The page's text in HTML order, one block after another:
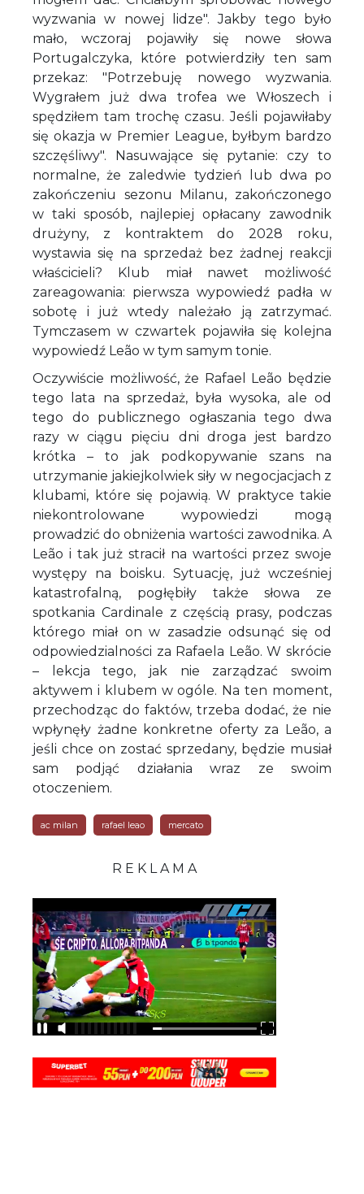
wyzwania w nowej lidze". Jakby tego było
mało, wczoraj pojawiły się nowe słowa
Portugalczyka, które potwierdziły ten sam
przekaz: "Potrzebuję nowego wyzwania.
Wygrałem już dwa trofea we Włoszech i
spędziłem tam trochę czasu. Jeśli pojawiłaby
się okazja w Premier League, byłbym bardzo
szczęśliwy". Nasuwające się pytanie: czy to
normalne, że zaledwie tydzień lub dwa po
zakończeniu sezonu Milanu, zakończonego
w taki sposób, najlepiej opłacany zawodnik
drużyny, z kontraktem do 2028 roku,
wystawia się na sprzedaż bez żadnej reakcji
właścicieli? Klub miał nawet możliwość
zareagowania: pierwsza wypowiedź padła w
sobotę i już wtedy należało ją zatrzymać.
Tymczasem w czwartek pojawiła się kolejna
wypowiedź Leão w tym samym tonie.
Oczywiście możliwość, że Rafael Leão będzie
tego lata na sprzedaż, była wysoka, ale od
tego do publicznego ogłaszania tego dwa
razy w ciągu pięciu dni droga jest bardzo
krótka – to jak podkopywanie szans na
utrzymanie jakiejkolwiek siły w negocjacjach z
klubami, które się pojawią. W praktyce takie
niekontrolowane wypowiedzi mogą
prowadzić do obniżenia wartości zawodnika. A
Leão i tak już stracił na wartości przez swoje
występy na boisku. Sytuację, już wcześniej
katastrofalną, pogłębiły także słowa ze
spotkania Cardinale z częścią prasy, podczas
którego miał on w zasadzie odsunąć się od
odpowiedzialności za Rafaela Leão. W skrócie
– lekcja tego, jak nie zarządzać swoim
aktywem i klubem w ogóle. Na ten moment,
przechodząc do faktów, trzeba dodać, że nie
wpłynęły żadne konkretne oferty za Leão, a
jeśli chce on zostać sprzedany, będzie musiał
sam podjąć działania wraz ze swoim
otoczeniem.
ac milan rafael leao mercato
R E K L A M A